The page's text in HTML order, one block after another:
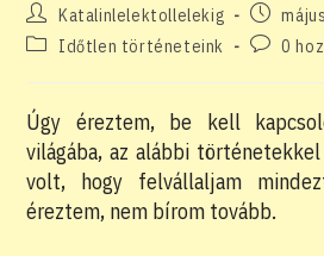
Post
author:
Katalinlelektollelekig
Post
published:
PostIdőtlen történeteink
Post0
Úgy éreztem, be kell
világába, az alábbi
volt, hogy felvállaljam
éreztem, nem bírom tovább.